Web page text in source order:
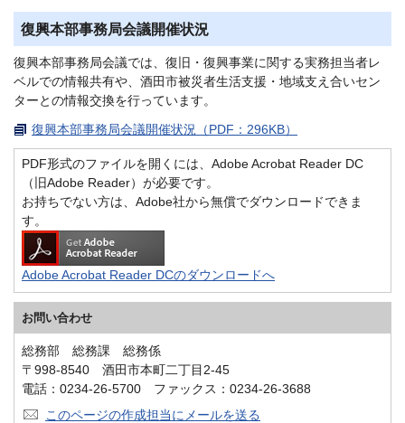
復興本部事務局会議開催状況
復興本部事務局会議では、復旧・復興事業に関する実務担当者レ
ベルでの情報共有や、酒田市被災者生活支援・地域支え合いセン
ターとの情報交換を行っています。
復興本部事務局会議開催状況（PDF：296KB）
PDF形式のファイルを開くには、Adobe Acrobat Reader DC
（旧Adobe Reader）が必要です。
お持ちでない方は、Adobe社から無償でダウンロードできま
す。
Adobe Acrobat Reader DCのダウンロードへ
お問い合わせ
総務部 総務課 総務係
〒998-8540 酒田市本町二丁目2-45
電話：0234-26-5700 ファックス：0234-26-3688
このページの作成担当にメールを送る